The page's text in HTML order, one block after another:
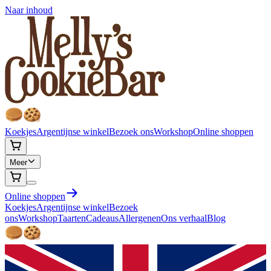
Naar inhoud
KoekjesArgentijnse winkelBezoek onsWorkshopOnline shoppen
Meer
Online shoppen
KoekjesArgentijnse winkelBezoek
onsWorkshopTaartenCadeausAllergenenOns verhaalBlog